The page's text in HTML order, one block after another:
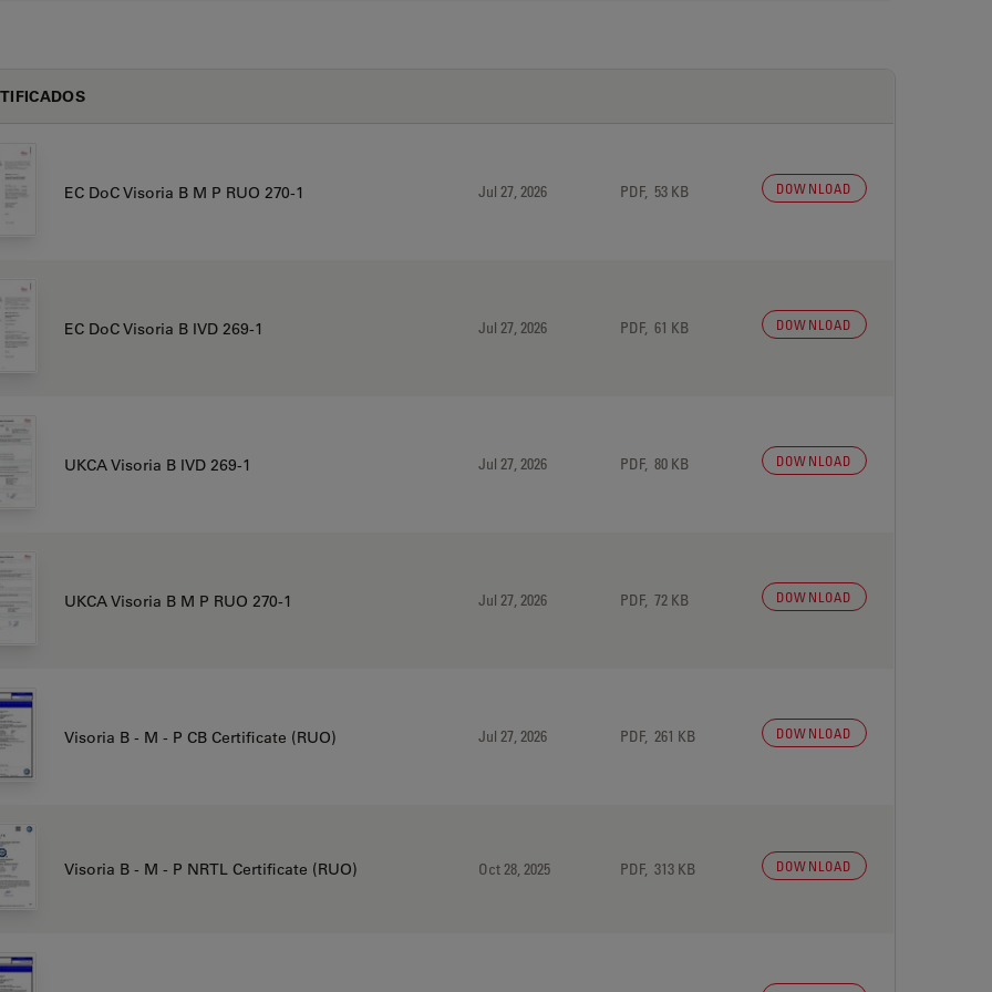
EC DoC Visoria B M P RUO 270-1 Jul 27, 2026 PDF, 53 KB DOWNLOAD
EC DoC Visoria B IVD 269-1 Jul 27, 2026 PDF, 61 KB DOWNLOAD
UKCA Visoria B IVD 269-1 Jul 27, 2026 PDF, 80 KB DOWNLOAD
UKCA Visoria B M P RUO 270-1 Jul 27, 2026 PDF, 72 KB DOWNLOAD
Visoria B - M - P CB Certificate (RUO) Jul 27, 2026 PDF, 261 KB DOWNLOAD
Visoria B - M - P NRTL Certificate (RUO) Oct 28, 2025 PDF, 313 KB DOWNLOAD